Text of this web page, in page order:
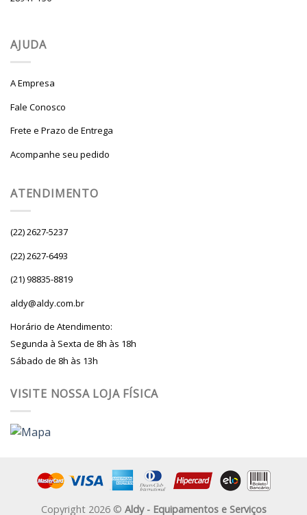
AJUDA
A Empresa
Fale Conosco
Frete e Prazo de Entrega
Acompanhe seu pedido
ATENDIMENTO
(22) 2627-5237
(22) 2627-6493
(21) 98835-8819
aldy@aldy.com.br
Horário de Atendimento:
Segunda à Sexta de 8h às 18h
Sábado de 8h às 13h
VISITE NOSSA LOJA FÍSICA
Copyright 2026 © Aldy - Equipamentos e Serviços